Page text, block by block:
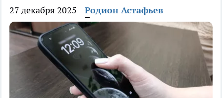
27 декабря 2025 Родион Астафьев